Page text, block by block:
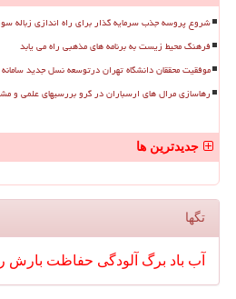
شروع پروسه جذب سرمایه گذار برای راه اندازی زباله سوز ۳۰۰ تنی
فرهنگ محیط زیست به برنامه های مذهبی راه می یابد
موفقیت محققان دانشگاه تهران درتوسعه نسل جدید
رهاسازی مرال های ارسباران در گرو بررسیهای علمی و
جدیدترین ها
تگها
آب باد برگ آلودگی حفاظت بارش